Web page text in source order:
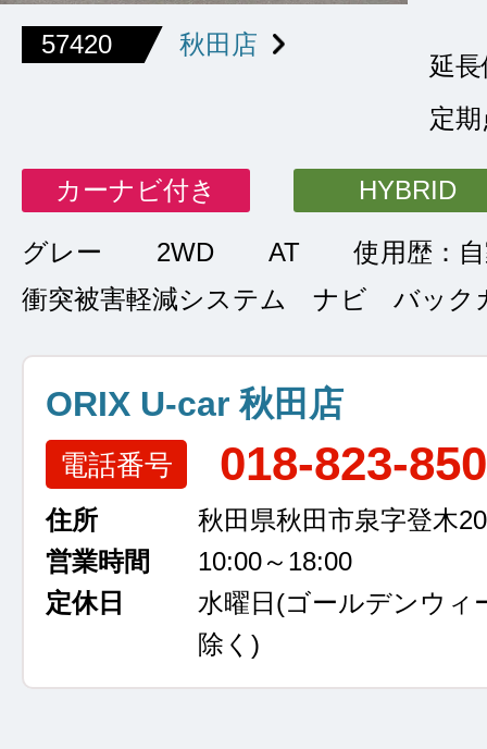
57420 秋田店
延
定
カーナビ付き HYBRID
グレー 2WD AT
使用歴：
衝突被害軽減システム ナビ バック
ORIX U-car 秋田店
電話番号 018-823-
住所
秋田県秋田市泉字登木
営業時間
10:00～18:00
定休日
水曜日 (ゴールデンウィ
除く)